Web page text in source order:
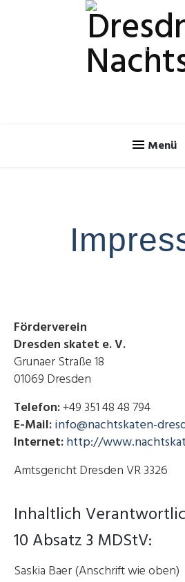
Förderverein
Dresden skatet e. V.
Grunaer Straße 18
01069 Dresden
Telefon:+49 351 48 48 794
E-Mail:info@nachtskaten-
Internet:http://
Amtsgericht Dresden VR 3326
Inhaltlich
10 Absatz 3 MDStV:
Saskia Baer (Anschrift wie oben)
IBAN: DE70